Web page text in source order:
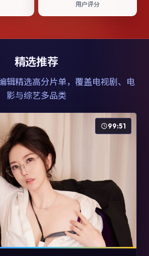
用户评分
精选推荐
辑精选高分片单，覆盖电视剧、电
影与综艺多品类
99:51